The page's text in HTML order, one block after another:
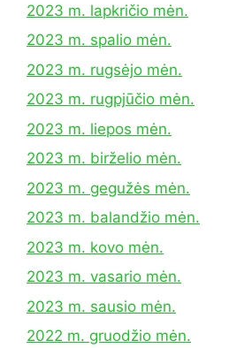
2023 m. lapkričio mėn.
2023 m. spalio mėn.
2023 m. rugsėjo mėn.
2023 m. rugpjūčio mėn.
2023 m. liepos mėn.
2023 m. birželio mėn.
2023 m. gegužės mėn.
2023 m. balandžio mėn.
2023 m. kovo mėn.
2023 m. vasario mėn.
2023 m. sausio mėn.
2022 m. gruodžio mėn.